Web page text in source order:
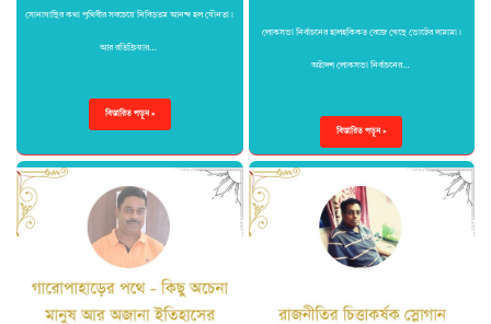
সোনাগাছির কথা পৃথিবীর সবচেয়ে নিবিড়তম আনন্দ হল যৌনতা।
আর রতিক্রিয়ার…
বিস্তারিত পড়ুন »
লোকসভা নির্বাচনের হালহকিকত বেজে গেছে ভোটের দামামা।
অষ্টাদশ লোকসভা নির্বাচনের…
বিস্তারিত পড়ুন »